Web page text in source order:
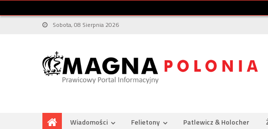
Sobota, 08 Sierpnia 2026
Wiadomości Felietony Patlewicz & Holocher